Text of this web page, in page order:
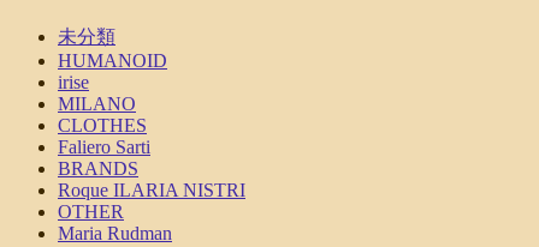
未分類
HUMANOID
irise
MILANO
CLOTHES
Faliero Sarti
BRANDS
Roque ILARIA NISTRI
OTHER
Maria Rudman